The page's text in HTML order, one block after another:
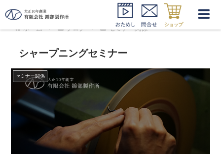
ホーム ブログ セミナー関係
シャープニングセミナー
セミナー関係